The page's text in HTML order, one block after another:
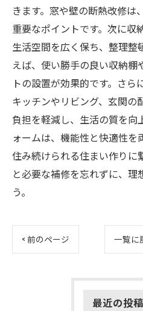
きます。窓や壁の断熱改修は
重要なポイントです。次に収
生活空間を広く保ち、整理整
えば、使い勝手の良い収納棚
トの設置が効果的です。さら
キッチンやリビング、玄関の
負担を軽減し、生活の質を向
ォームは、機能性と快適性を
住み続けられる住まい作りに
と必要な補修を忘れずに、理
う。
< 前のページ 一覧に
最近の投稿